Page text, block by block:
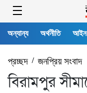
অন্যান্য অর্থনীতি আইন
প্রচ্ছদ/ জনপ্রিয় সংবাদ
বিরামপুর